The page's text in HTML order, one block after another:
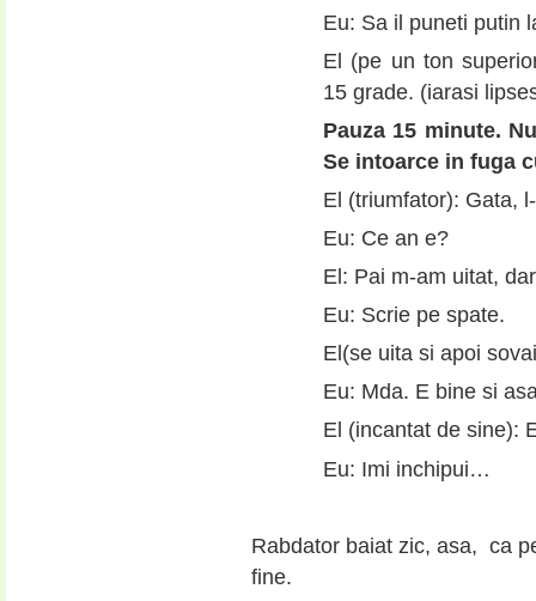
Eu: Sa il puneti putin
El (pe un ton
15 grade. (iarasi
Pauza 15 minute.
Se intoarce in fuga
El (triumfator): Gata,
Eu: Ce an e?
El: Pai m-am uitat,
Eu: Scrie pe spate.
El(se uita si apoi
Eu: Mda. E bine si
El (incantat de sine):
Eu: Imi inchipui…
Rabdator baiat zic, asa, ca
fine.